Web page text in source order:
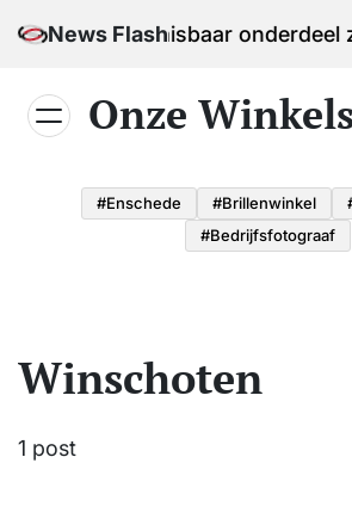
News Flash
een onmisbaar onderdeel
Onze
#enschede #brillenwinkel
#bedrijfsfotograaf
Winschoten
1 post